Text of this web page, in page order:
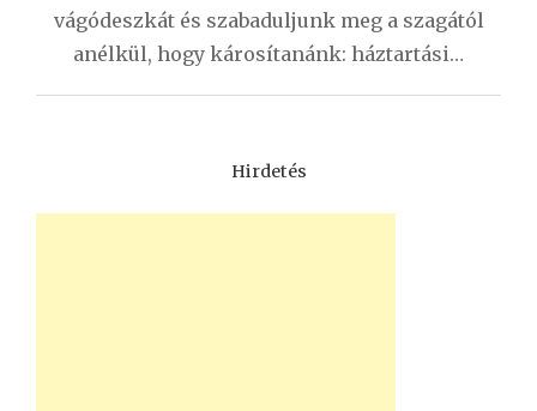
vágódeszkát és szabaduljunk meg a szagától
anélkül, hogy károsítanánk: háztartási…
Hirdetés